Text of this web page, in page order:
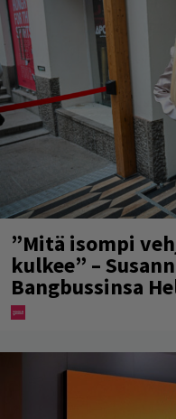
”Mitä isompi
kulkee” –
Bangbussinsa